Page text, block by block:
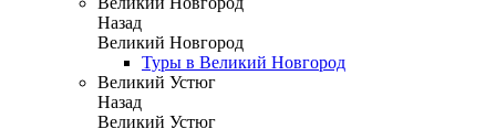
Назад
Великий Новгород
Туры в Великий Новгород
Великий Устюг
Назад
Великий Устюг